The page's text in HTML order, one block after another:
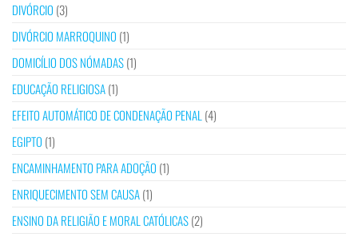
DIVÓRCIO (3)
DIVÓRCIO MARROQUINO (1)
DOMICÍLIO DOS NÓMADAS(1)
EDUCAÇÃO RELIGIOSA(1)
EFEITO AUTOMÁTICO DE CONDENAÇÃO PENAL (4)
EGIPTO (1)
ENCAMINHAMENTO PARA ADOÇÃO (1)
ENRIQUECIMENTO SEM CAUSA(1)
ENSINO DA RELIGIÃO E MORAL CATÓLICAS(2)